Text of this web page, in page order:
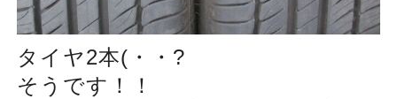
タイヤ2本(・・?
そうです！！